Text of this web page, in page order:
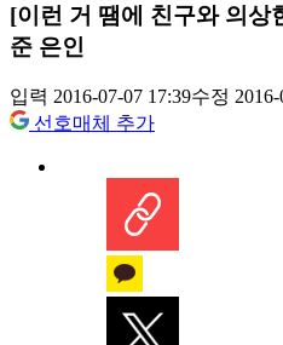
[이런 거 땜에 친구와 의상
준 은인
입력 2016-07-07 17:39수정 2016-
선호매체 추가